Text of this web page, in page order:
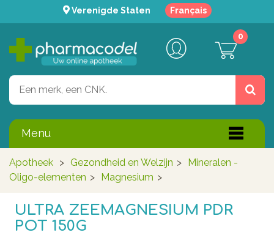
Verenigde Staten Français
0
Menu
Apotheek > Gezondheid en Welzijn > Mineralen -
Oligo-elementen > Magnesium >
ULTRA ZEEMAGNESIUM PDR
POT 150G